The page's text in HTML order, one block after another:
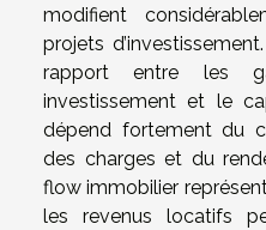
modifient
projets
rapport entre les
investissement et le
dépend fortement du
des charges et du
flow immobilier
les revenus locatifs